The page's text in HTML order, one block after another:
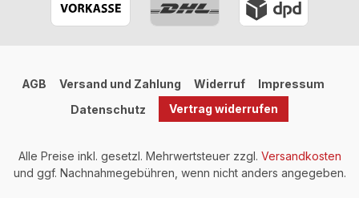
AGB Versand und Zahlung Widerruf
Impressum
Datenschutz
Vertrag widerrufen
Alle Preise inkl. gesetzl. Mehrwertsteuer zzgl. Versandkosten
und ggf. Nachnahmegebühren, wenn nicht anders angegeben.